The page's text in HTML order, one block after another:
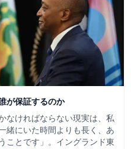
が保証するのか
なければならない現実は、私
緒にいた時間よりも長く、あ
ことです」。イングランド東